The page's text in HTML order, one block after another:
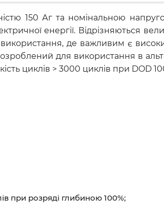
150 Аг та номінальною
енергії. Відрізняються
де важливим є
для використання в
циклів > 3000 циклів при DOD
при розряді глибиною 100%;